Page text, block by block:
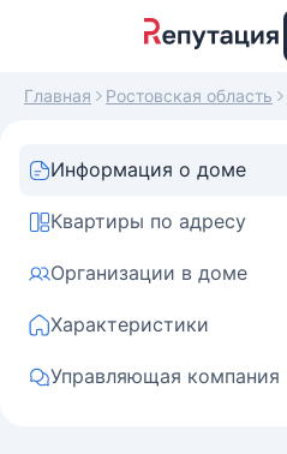
Главная Ростовская область
Информация о доме
Квартиры по адресу
Организации в доме
Характеристики
Управляющая компания